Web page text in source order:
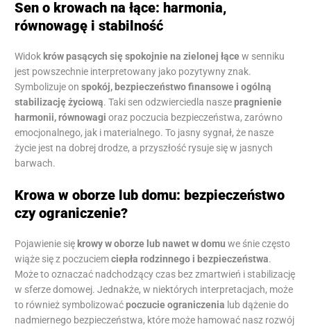
Sen o krowach na łące: harmonia,
równowagę i stabilność
Widok krów pasących się spokojnie na zielonej łącew senniku
jest powszechnie interpretowany jako pozytywny znak.
Symbolizuje onspokój, bezpieczeństwo finansowe i ogólną
stabilizację życiową. Taki sen odzwierciedla naszepragnienie
harmonii, równowagi oraz poczucia bezpieczeństwa, zarówno
emocjonalnego, jak i materialnego. To jasny sygnał, że nasze
życie jest na dobrej drodze, a przyszłość rysuje się w jasnych
barwach.
Krowa w oborze lub domu: bezpieczeństwo
czy ograniczenie?
Pojawienie się krowy w oborze lub nawet w domu we śnie często
wiąże się z poczuciemciepła rodzinnego i bezpieczeństwa.
Może to oznaczać nadchodzący czas bez zmartwień i stabilizację
w sferze domowej. Jednakże, w niektórych interpretacjach, może
to również symbolizowaćpoczucie ograniczenia lub dążenie do
nadmiernego bezpieczeństwa, które może hamować nasz rozwój